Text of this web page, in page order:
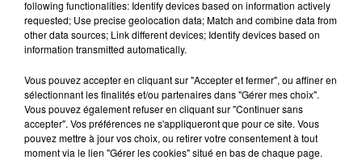
cette zone des hautes pressions, à la place des
dépressions des dernières semaines, avec pour
conséquence un flux d'ouest à sud-ouest qui va se
trouver remplacé parun flux d'est à nord-est
continental, beaucoup plus froid".
following functionalities: Identify devices based on information actively
requested; Use precise geolocation data; Match and combine data from
other data sources; Link different devices; Identify devices based on
information transmitted automatically.
Vous pouvez accepter en cliquant sur "Accepter et fermer", ou affiner en
sélectionnant les finalités et/ou partenaires dans "Gérer mes choix".
Vous pouvez également refuser en cliquant sur "Continuer sans
accepter". Vos préférences ne s'appliqueront que pour ce site. Vous
pouvez mettre à jour vos choix, ou retirer votre consentement à tout
moment via le lien "Gérer les cookies" situé en bas de chaque page.